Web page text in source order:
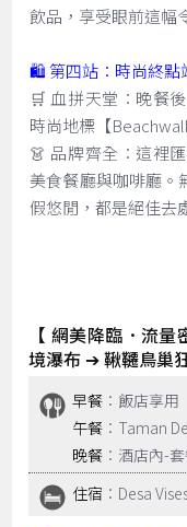
飲品，享受眼前這幅
🛍️ 第四站：時尚終點
🛒 血拼天堂：晚餐
時尚地標【
👗 品牌齊全：這裡
美食餐廳與咖啡廳。
假悠閒，都是絕佳去
【 網美降臨．流
境瀑布 ➔ 鞦韆鳥巢
早餐 ：飯店享用
午餐 ：Taman
晚餐 ：酒店內-
住宿 ：Desa